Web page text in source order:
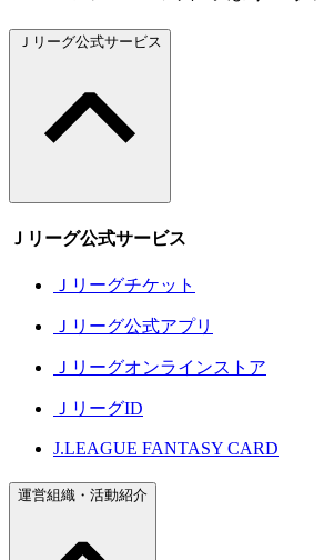
Ｊリーグ公式サービス
Ｊリーグ公式サービス
Ｊリーグチケット
Ｊリーグ公式アプリ
Ｊリーグオンラインストア
ＪリーグID
J.LEAGUE FANTASY CARD
運営組織・活動紹介